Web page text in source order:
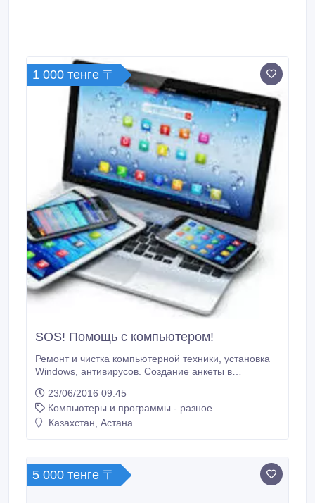
1 000 тенге 〒
SOS! Помощь с компьютером!
Ремонт и чистка компьютерной техники, установка
Windows, антивирусов. Создание анкеты в
Skype, создание электронной почты и прочее. Так
же предоставляю услуги связанные с настройкой
доступа к egov.kz и salyk.kz. Помощь в оформлении
23/06/2016 09:45
Компьютеры и программы - разное
Казахстан, Астана
5 000 тенге 〒